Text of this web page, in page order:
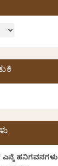
ಹನಿಗವನಗಳು